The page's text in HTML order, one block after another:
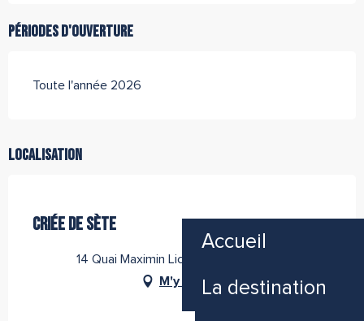
Accueil
La destination
Périodes d'ouverture
Toute l'année 2026
Localisation
CRIÉE DE SÈTE
14 Quai Maximin Licciardi, 34200 Sète
M'y rendre